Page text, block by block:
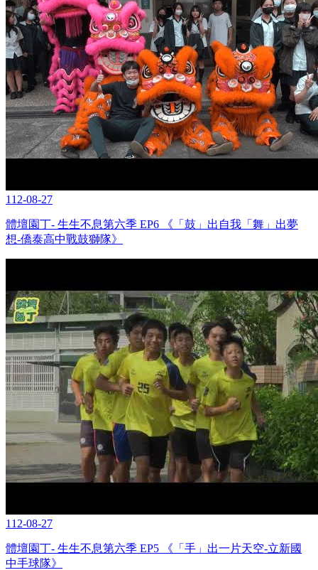
112-08-27
體壇園丁- 生生不息第六季 EP6 《「鼓」出自我「舞」出夢
想-僑泰高中戰鼓獅隊》
112-08-27
體壇園丁- 生生不息第六季 EP5 《「手」出一片天空-立新國
中手球隊》